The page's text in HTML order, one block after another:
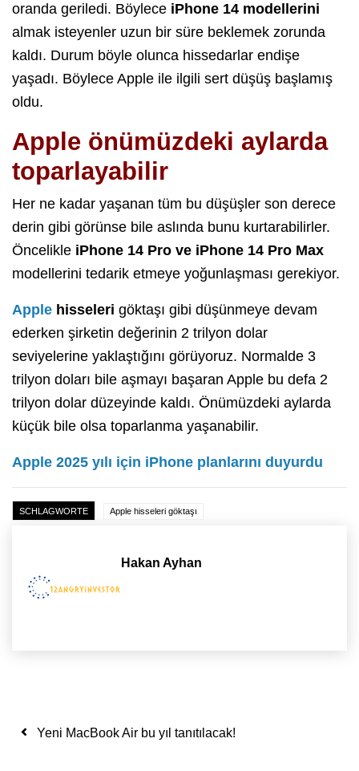
oranda geriledi. Böylece iPhone 14 modellerini
almak isteyenler uzun bir süre beklemek zorunda
kaldı. Durum böyle olunca hissedarlar endişe
yaşadı. Böylece Apple ile ilgili sert düşüş başlamış
oldu.
Apple önümüzdeki aylarda
toparlayabilir
Her ne kadar yaşanan tüm bu düşüşler son derece
derin gibi görünse bile aslında bunu kurtarabilirler.
Öncelikle iPhone 14 Pro ve iPhone 14 Pro Max
modellerini tedarik etmeye yoğunlaşması gerekiyor.
Apple hisseleri göktaşı gibi düşünmeye devam
ederken şirketin değerinin 2 trilyon dolar
seviyelerine yaklaştığını görüyoruz. Normalde 3
trilyon doları bile aşmayı başaran Apple bu defa 2
trilyon dolar düzeyinde kaldı. Önümüzdeki aylarda
küçük bile olsa toparlanma yaşanabilir.
Apple 2025 yılı için iPhone planlarını duyurdu
SCHLAGWORTE Apple hisseleri göktaşı
Hakan Ayhan
Yazı dolaşımı
Yeni MacBook Air bu yıl tanıtılacak!